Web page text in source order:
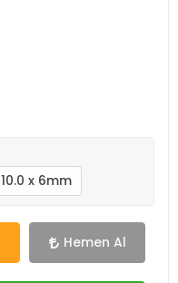
10.0 x 6mm
Hemen Al